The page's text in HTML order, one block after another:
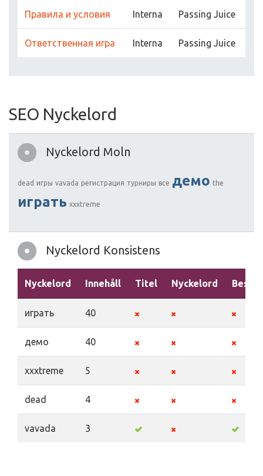
Правила и условия Interna Passing Juice
Ответственная игра Interna Passing Juice
SEO Nyckelord
Nyckelord Moln
dead игры vavada регистрация турниры все демо the
играть xxxtreme
Nyckelord Konsistens
Nyckelord Innehåll Titel Nyckelord
играть 40
демо 40
xxxtreme 5
dead 4
vavada 3